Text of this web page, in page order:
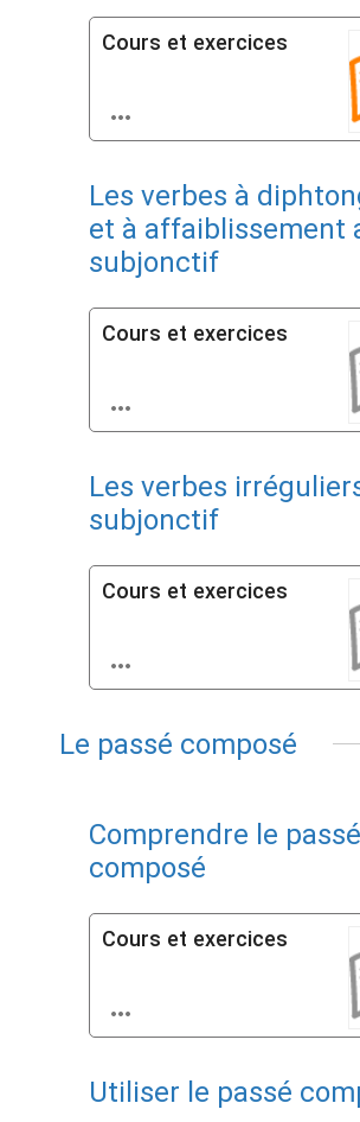
Cours et exercices

Les verbes à
et à affaiblissement
subjonctif
Cours et exercices

Les verbes
subjonctif
Cours et exercices

Le passé composé
Comprendre le passé
composé
Cours et exercices

Utiliser le passé